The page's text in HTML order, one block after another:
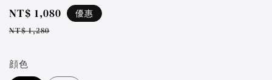
Sale
price
NT$ 1,080
Regular
NT$ 1,280
優惠
顔色